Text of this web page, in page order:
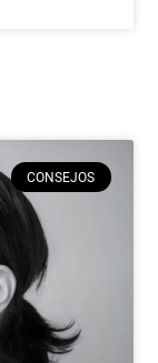
CONSEJOS